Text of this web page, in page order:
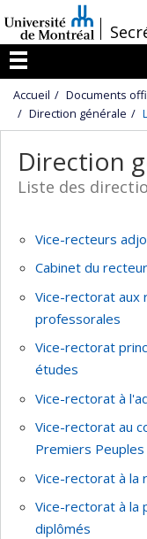
au
contenu
/
Menu
Accueil Documents
Direction générale
Direction
Liste des
Vice-recteurs
Cabinet du recteur
Vice-rectorat aux
professorales
Vice-rectorat
études
Vice-rectorat à
Vice-rectorat au
Premiers Peuples
Vice-rectorat à la
Vice-rectorat à la
diplômés